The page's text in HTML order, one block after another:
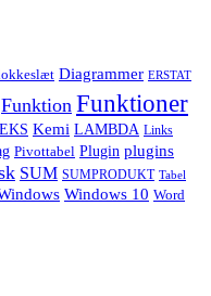
Diagrammer ERSTAT
Funktion Funktioner
Kemi LAMBDA Links
Pivottabel Plugin plugins
SUM SUMPRODUKT Tabel
Windows 10 Word